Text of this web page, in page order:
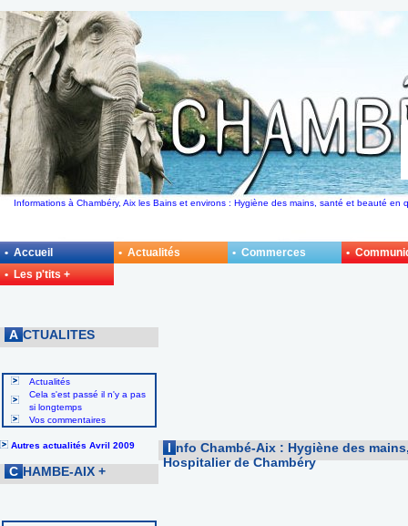
Informations à Chambéry, Aix les Bains et environs : Hygiène des mains, santé et beauté en
A CTUALITES
Actualités
Cela s'est passé il n'y a pas
si longtemps
Vos commentaires
Autres actualités Avril 2009
C HAMBE-AIX +
I nfo Chambé-Aix : Hygiène des
Hospitalier de Chambéry
• Accueil • Actualités • Commerces
•
• Les p'tits +